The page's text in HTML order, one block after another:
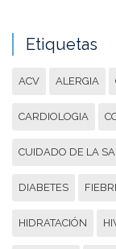
Etiquetas
ACV ALERGIA
CARDIOLOGIA
CUIDADO DE LA
DIABETES
HIDRATACIÓN